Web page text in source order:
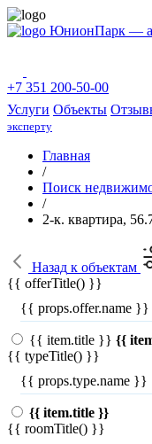
ЮнионПарк —
+7 351 200-50-00
Услуги Объекты
эксперту
Главная
/
Поиск
/
2-к. квартира,
Назад к объектам
{{ offerTitle() }}
{{ props.offer.name }}
{{ item.title }} {{
{{ typeTitle() }}
{{ props.type.name }}
{{ item.title }}
{{ roomTitle() }}